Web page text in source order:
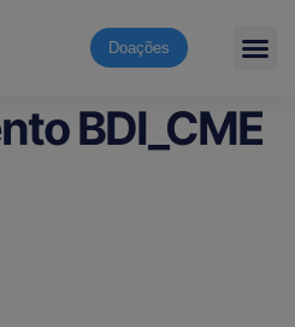
Doações
BDI_CME